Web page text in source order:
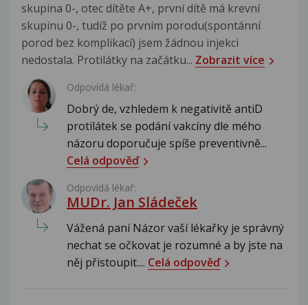
skupina 0-, otec dítěte A+, první dítě má krevní
skupinu 0-, tudíž po prvním porodu(spontánní
porod bez komplikací) jsem žádnou injekci
nedostala. Protilátky na začátku... Zobrazit více
Odpovídá lékař:
Dobrý de, vzhledem k negativitě antiD
protilátek se podání vakcíny dle mého
názoru doporučuje spíše preventivně...
Celá odpověď
Odpovídá lékař:
MUDr. Jan Sládeček
Vážená paní Názor vaší lékařky je správný
nechat se očkovat je rozumné a by jste na
něj přistoupit.... Celá odpověď